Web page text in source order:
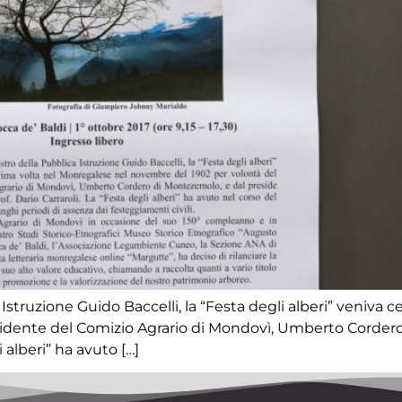
Guido Baccelli, la “Festa degli alberi” veniva
del Comizio Agrario di Mondovì, Umberto
alberi” ha avuto […]